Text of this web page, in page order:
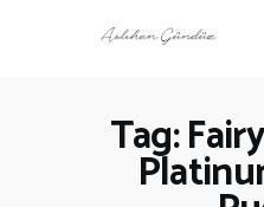
Tag:
ANASAYFA